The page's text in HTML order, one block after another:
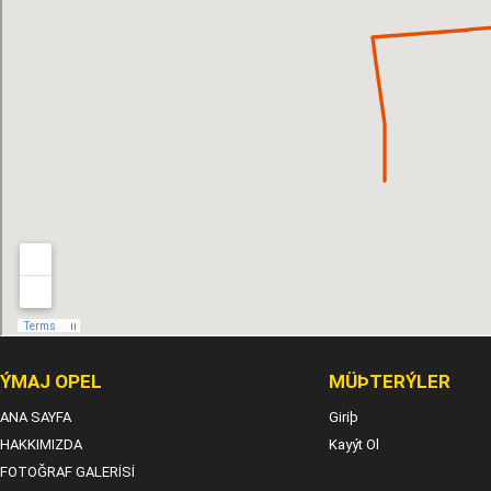
ÝMAJ OPEL
ANA SAYFA
HAKKIMIZDA
FOTOĞRAF GALERİSİ
MÜÞTERÝLER
Giriþ
Kayýt Ol